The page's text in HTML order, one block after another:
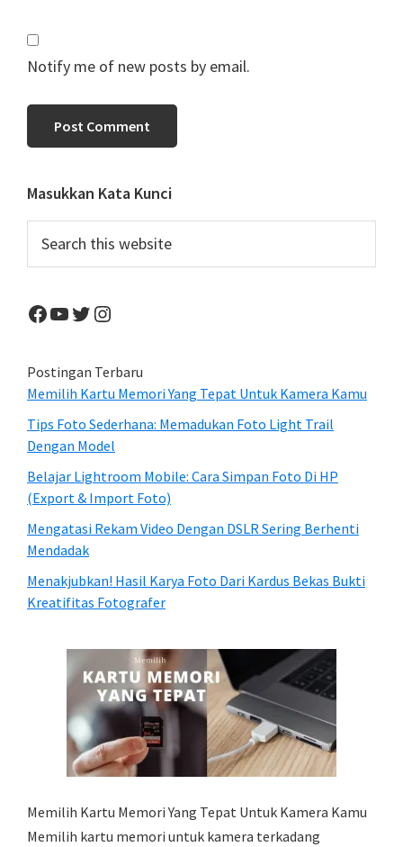
Notify me of new posts by email.
Primary
Sidebar
Masukkan Kata Kunci
this
website
Facebook
YouTube
Twitter
Instagram
Postingan Terbaru
Memilih Kartu Memori Yang Tepat Untuk Kamera Kamu
Tips Foto Sederhana: Memadukan Foto Light Trail
Dengan Model
Belajar Lightroom Mobile: Cara Simpan Foto Di HP
(Export & Import Foto)
Mengatasi Rekam Video Dengan DSLR Sering Berhenti
Mendadak
Menakjubkan! Hasil Karya Foto Dari Kardus Bekas Bukti
Kreatifitas Fotografer
Memilih Kartu Memori Yang Tepat Untuk Kamera Kamu
Memilih kartu memori untuk kamera terkadang